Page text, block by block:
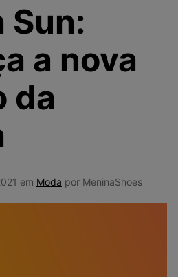
Sun:
a nova
da
em Moda por MeninaShoes